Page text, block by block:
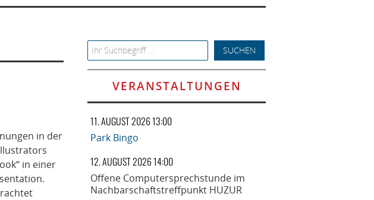
in der
in einer
Search for:
VERANSTALTUNGEN
11. AUGUST 2026 13:00
Park Bingo
12. AUGUST 2026 14:00
Offene Computersprechstunde im
Nachbarschaftstreffpunkt HUZUR